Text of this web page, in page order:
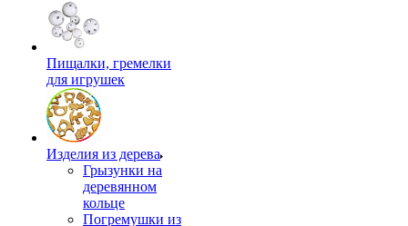
Пищалки, гремелки
для игрушек
Изделия из дерева
Грызунки на
деревянном
кольце
Погремушки из